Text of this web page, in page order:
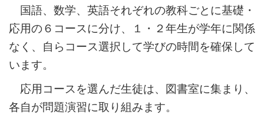
国語、数学、英語それぞれの教科ごとに基礎・
応用の６コースに分け、１・２年生が学年に関係
なく、自らコース選択して学びの時間を確保して
います。
応用コースを選んだ生徒は、図書室に集まり、
各自が問題演習に取り組みます。